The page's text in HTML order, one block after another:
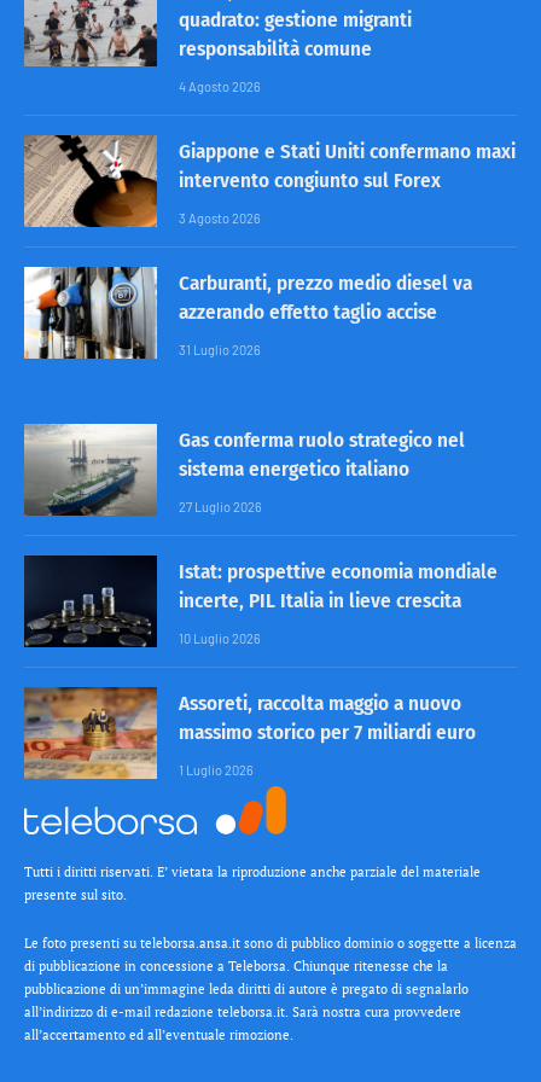
quadrato: gestione migranti
responsabilità comune
4 Agosto 2026
Giappone e Stati Uniti confermano maxi
intervento congiunto sul Forex
3 Agosto 2026
Carburanti, prezzo medio diesel va
azzerando effetto taglio accise
31 Luglio 2026
Gas conferma ruolo strategico nel
sistema energetico italiano
27 Luglio 2026
Istat: prospettive economia mondiale
incerte, PIL Italia in lieve crescita
10 Luglio 2026
Assoreti, raccolta maggio a nuovo
massimo storico per 7 miliardi euro
1 Luglio 2026
Tutti i diritti riservati. E’ vietata la riproduzione anche parziale del materiale
presente sul sito.
Le foto presenti su teleborsa.ansa.it sono di pubblico dominio o soggette a licenza
di pubblicazione in concessione a Teleborsa. Chiunque ritenesse che la
pubblicazione di un’immagine leda diritti di autore è pregato di segnalarlo
all’indirizzo di e-mail redazione teleborsa.it. Sarà nostra cura provvedere
all’accertamento ed all’eventuale rimozione.